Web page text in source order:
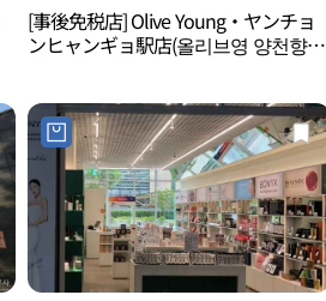
[事後免税店] Olive Young・ヤンチョ
ンヒャンギョ駅店(올리브영 양천향교